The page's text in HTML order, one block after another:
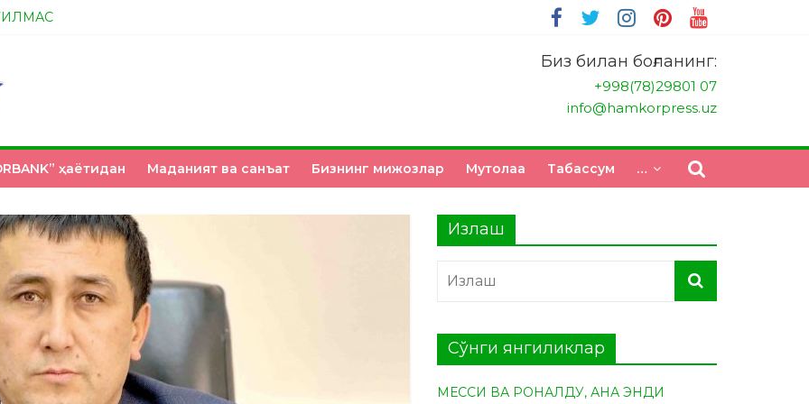
Биз билан боғланинг:
+998(78)29801 07
info@hamkorpress.uz
ҳаётидан Маданият ва санъат Бизнинг мижозлар Мутолаа Табасcум …
Излаш
Сўнги янгиликлар
МЕССИ ВА РОНАЛДУ, АНА ЭНДИ